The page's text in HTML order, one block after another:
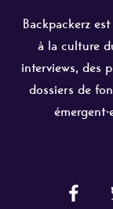
Backpackerz
à la culture
interviews, des
dossiers de